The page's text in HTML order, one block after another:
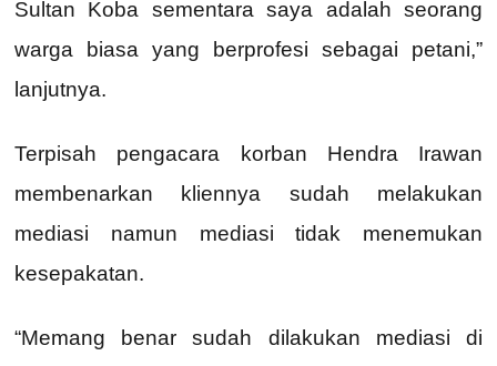
Sultan Koba sementara saya adalah seorang
warga biasa yang berprofesi sebagai petani,”
lanjutnya.
Terpisah pengacara korban Hendra Irawan
membenarkan kliennya sudah melakukan
mediasi namun mediasi tidak menemukan
kesepakatan.
“Memang benar sudah dilakukan mediasi di